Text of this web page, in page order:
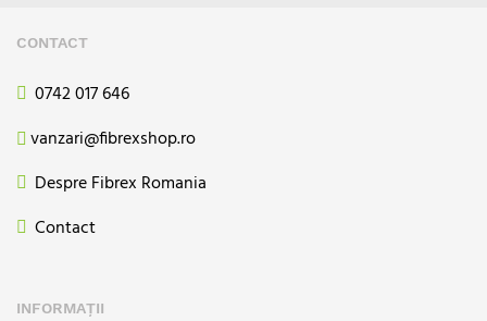
CONTACT
0742 017 646
vanzari@fibrexshop.ro
Despre Fibrex Romania
Contact
INFORMAȚII